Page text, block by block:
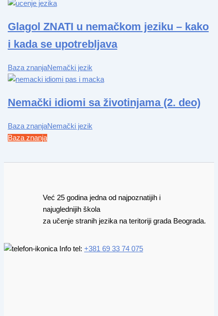
Glagol ZNATI u nemačkom jeziku – kako
i kada se upotrebljava
Baza znanjaNemački jezik
Nemački idiomi sa životinjama (2. deo)
Baza znanjaNemački jezik
Baza znanja
Već 25 godina jedna od najpoznatijih i
najuglednijih škola
za učenje stranih jezika na teritoriji grada Beograda.
Info tel: +381 69 33 74 075